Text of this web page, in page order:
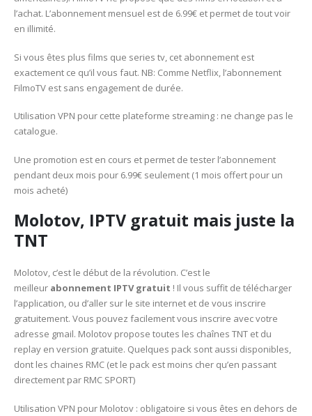
l’achat. L’abonnement mensuel est de 6.99€ et permet de tout voir
en illimité.
Si vous êtes plus films que series tv, cet abonnement est
exactement ce qu’il vous faut. NB: Comme Netflix, l’abonnement
FilmoTV est sans engagement de durée.
Utilisation VPN pour cette plateforme streaming : ne change pas le
catalogue.
Une promotion est en cours et permet de tester l’abonnement
pendant deux mois pour 6.99€ seulement (1 mois offert pour un
mois acheté)
Molotov, IPTV gratuit mais juste la
TNT
Molotov, c’est le début de la révolution. C’est le
meilleur abonnement IPTV gratuit ! Il vous suffit de télécharger
l’application, ou d’aller sur le site internet et de vous inscrire
gratuitement. Vous pouvez facilement vous inscrire avec votre
adresse gmail. Molotov propose toutes les chaînes TNT et du
replay en version gratuite. Quelques pack sont aussi disponibles,
dont les chaines RMC (et le pack est moins cher qu’en passant
directement par RMC SPORT)
Utilisation VPN pour Molotov : obligatoire si vous êtes en dehors de